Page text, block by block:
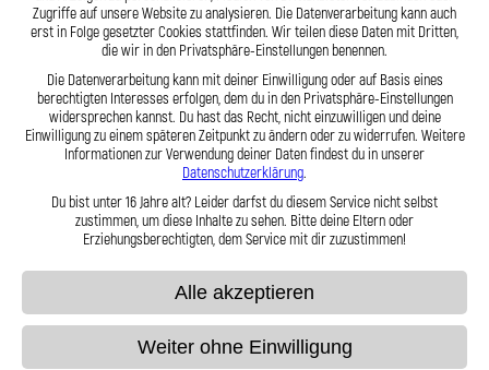
spannungsfreie Verlegung. Ob Sonderanfertigung oder anbaufertiges
Stahlflex-Kit – jede Leitung wird passgenau und präzise gefertigt. Mit
den Stahlflex-Bremsleitungen von Lothar Spiegler Kfz-Leitungen GmbH
entscheiden Sie sich für echte deutsche Qualität, höchste Sicherheit
und ein Produkt, das hält, was es verspricht.
Hier zu unserem Video „Stahlflex vs. Gummi“
Zugriffe auf unsere Website zu analysieren. Die Datenverarbeitung kann auch
erst in Folge gesetzter Cookies stattfinden. Wir teilen diese Daten mit Dritten,
die wir in den Privatsphäre-Einstellungen benennen.
Die Datenverarbeitung kann mit deiner Einwilligung oder auf Basis eines
berechtigten Interesses erfolgen, dem du in den Privatsphäre-Einstellungen
widersprechen kannst. Du hast das Recht, nicht einzuwilligen und deine
Einwilligung zu einem späteren Zeitpunkt zu ändern oder zu widerrufen. Weitere
Informationen zur Verwendung deiner Daten findest du in unserer
Datenschutzerklärung.
Du bist unter 16 Jahre alt? Leider darfst du diesem Service nicht selbst
zustimmen, um diese Inhalte zu sehen. Bitte deine Eltern oder
Erziehungsberechtigten, dem Service mit dir zuzustimmen!
Alle akzeptieren
Weiter ohne Einwilligung